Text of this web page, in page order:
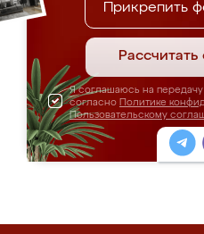
Прикрепить
Рассчитать
Я соглашаюсь на
согласно Политике
Пользовательскому